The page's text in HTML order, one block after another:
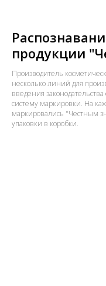
продукции
Производитель
несколько линий для
введения
систему маркировки. На
маркировались "Честным
упаковки в коробки.